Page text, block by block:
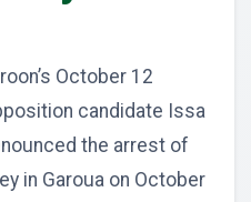
October 12
candidate Issa
the arrest of
in Garoua on October